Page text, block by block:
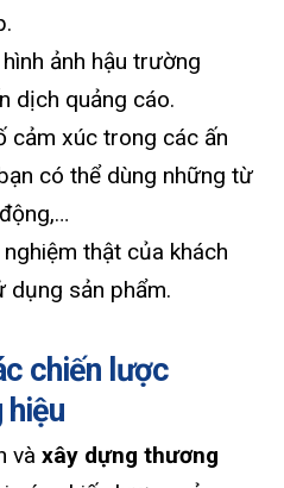
ảnh hậu trường
dịch quảng cáo.
cảm xúc trong các ấn
có thể dùng những từ
thật của khách
dụng sản phẩm.
chiến lược
hiệu
và xây dựng thương